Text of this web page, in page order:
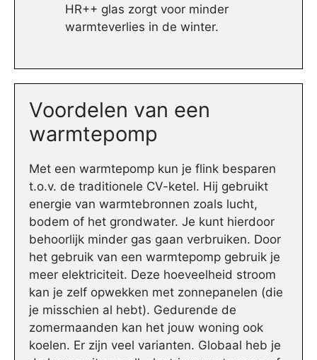
HR++ glas zorgt voor minder
warmteverlies in de winter.
Voordelen van een
warmtepomp
Met een warmtepomp kun je flink besparen
t.o.v. de traditionele CV-ketel. Hij gebruikt
energie van warmtebronnen zoals lucht,
bodem of het grondwater. Je kunt hierdoor
behoorlijk minder gas gaan verbruiken. Door
het gebruik van een warmtepomp gebruik je
meer elektriciteit. Deze hoeveelheid stroom
kan je zelf opwekken met zonnepanelen (die
je misschien al hebt). Gedurende de
zomermaanden kan het jouw woning ook
koelen. Er zijn veel varianten. Globaal heb je